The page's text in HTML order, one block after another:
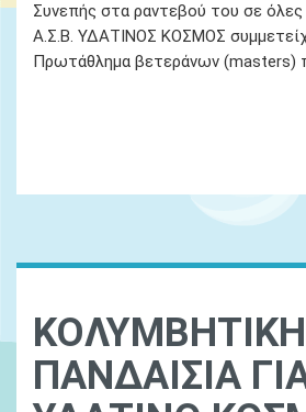
Συνεπής στα ραντεβού του σε όλες
Α.Σ.Β. ΥΔΑΤΙΝΟΣ ΚΟΣΜΟΣ
Πρωτάθλημα βετεράνων (masters)
ΚΟΛΥΜΒΗΤΙΚΗ
ΠΑΝΔΑΙΣΙΑ